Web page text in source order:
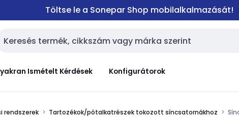
Töltse le a Sonepar Shop mobilalkalmazását!
Keresési bemenet
Ismételt Kérdések Konfigurátorok
rendszerek Tartozékok/pótalkatrészek tokozott síncsatornákhoz